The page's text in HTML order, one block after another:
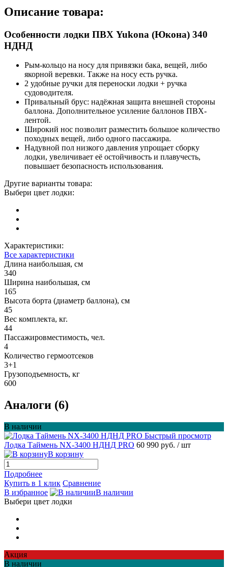
Описание товара:
Особенности лодки ПВХ Yukona (Юкона) 340
НДНД
Рым-кольцо на носу для привязки бака, вещей, либо
якорной веревки. Также на носу есть ручка.
2 удобные ручки для переноски лодки + ручка
судоводителя.
Привальный брус: надёжная защита внешней стороны
баллона. Дополнительное усиление баллонов ПВХ-
лентой.
Широкий нос позволит разместить большое количество
походных вещей, либо одного пассажира.
Надувной пол низкого давления упрощает сборку
лодки, увеличивает её остойчивость и плавучесть,
повышает безопасность использования.
Другие варианты товара:
Выбери цвет лодки:
Характеристики:
Все характеристики
Длина наибольшая, см
340
Ширина наибольшая, см
165
Высота борта (диаметр баллона), см
45
Вес комплекта, кг.
44
Пассажировместимость, чел.
4
Количество гермоотсеков
3+1
Грузоподъемность, кг
600
Аналоги (6)
В наличии
Быстрый просмотр
Лодка Таймень NX-3400 НДНД PRO 60 990 руб. / шт
В корзину
Подробнее
Купить в 1 клик Сравнение
В избранное
В наличии
Выбери цвет лодки
Акция
В наличии